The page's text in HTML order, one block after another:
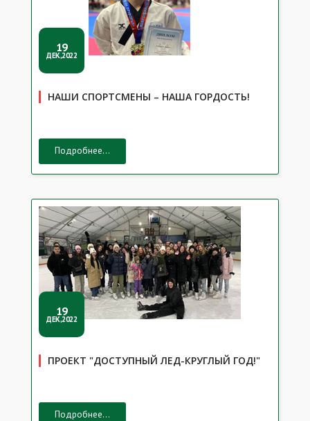
19
ДЕК,2022
НАШИ СПОРТСМЕНЫ – НАША ГОРДОСТЬ!
Подробнее...
19
ДЕК,2022
ПРОЕКТ "ДОСТУПНЫЙ ЛЕД-КРУГЛЫЙ ГОД!"
Подробнее...